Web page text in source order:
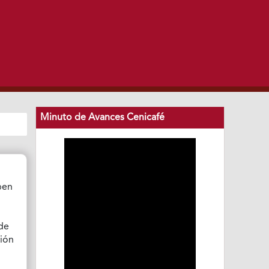
Minuto de Avances Cenicafé